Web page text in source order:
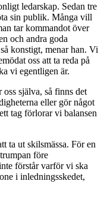
ledarskap. Sedan tre
sin publik. Många vill
tar kommandot över
och andra goda
konstigt, menar han. Vi
oss att ta reda på
vi egentligen är.
själva, så finns det
eller gör något
tag förlorar vi balansen
ta ut skilsmässa. För en
före
förstår varför vi ska
i inledningsskedet,